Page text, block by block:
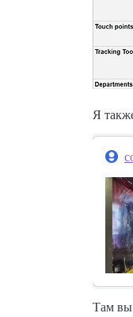
Я
Там вы